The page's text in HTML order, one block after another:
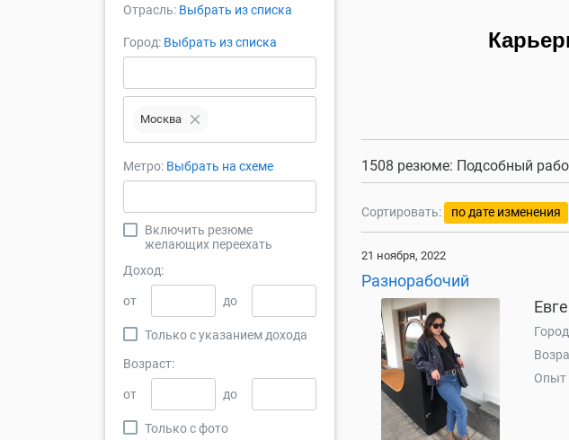
1508 резюме: Подсобный
Сортировать: по дате изменения
21 ноября, 2022
Разнорабочий
Город
Опыт
Отрасль: Выбрать из списка
Город: Выбрать из списка
Москва close
Метро: Выбрать на схеме
Включить резюме
желающих переехать
Доход:
от до
Только с указанием дохода
Возраст:
от до
Только с фото